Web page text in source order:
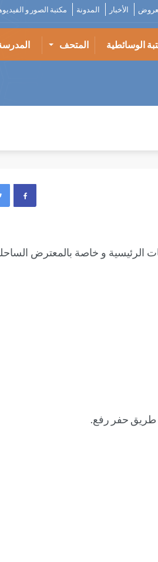
الأخبار المدونة مكتبة الصور و
الوسائطية المتحف
الرئيسية و خاصة بالمعترض
طريق حفر رفع.